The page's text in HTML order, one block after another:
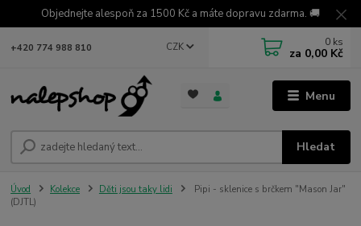
Objednejte alespoň za 1500 Kč a máte dopravu zdarma. 🚚
Menu
CZK
Hledat
+420 774 988 810 0 ks
za 0,00 Kč
Úvod Kolekce Děti jsou taky lidi
Pipi - sklenice s brčkem "Mason Jar"
(DJTL)